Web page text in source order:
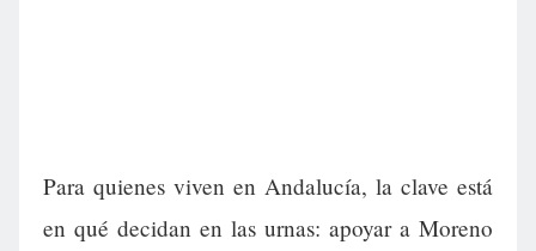
Para quienes viven en Andalucía, la clave está
en qué decidan en las urnas: apoyar a Moreno